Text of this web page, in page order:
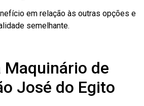
em relação às outras opções e
semelhante.
Maquinário de
José do Egito